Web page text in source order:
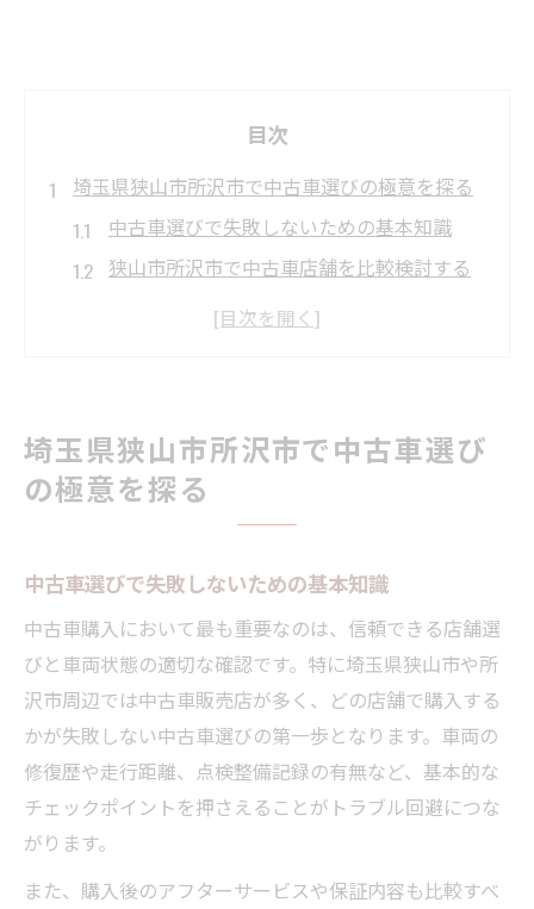
目次
埼玉県狭山市所沢市で中古車選びの極意を探る
中古車選びで失敗しないための基本知識
狭山市所沢市で中古車店舗を比較検討する
軽自動車や実用的な中古車の選択ポイント
中古車購入時に押さえたい店舗比較ポイント
比較
店舗ごとの中古車保証と整備体制の違い
中古車販売店の営業時間や対応力の見極め
方
評判の良い中古車店舗を選ぶ重要な視点
店舗掲載台数や軽自動車取扱いのチェック
法
狭山市所沢市で信頼できる中古車を選ぶコツ
中古車の修復歴や事故歴を見抜くポイント
埼玉県狭山市所沢市で中古車選び
の極意を探る
中古車選びで失敗しないための基本知識
中古車購入において最も重要なのは、信頼できる店舗選
びと車両状態の適切な確認です。特に埼玉県狭山市や所
沢市周辺では中古車販売店が多く、どの店舗で購入する
かが失敗しない中古車選びの第一歩となります。車両の
修復歴や走行距離、点検整備記録の有無など、基本的な
チェックポイントを押さえることがトラブル回避につな
がります。
また、購入後のアフターサービスや保証内容も比較すべ